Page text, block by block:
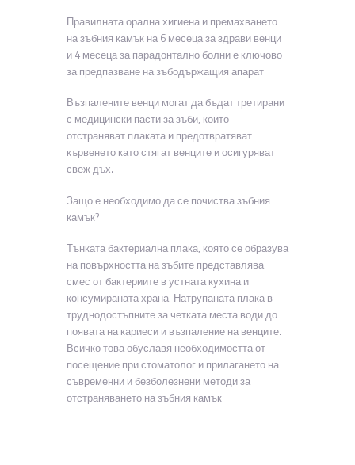
Правилната орална хигиена и премахването
на зъбния камък на 6 месеца за здрави венци
и 4 месеца за парадонтално болни е ключово
за предпазване на зъбодържащия апарат.
Възпалените венци могат да бъдат третирани
с медицински пасти за зъби, които
отстраняват плаката и предотвратяват
кървенето като стягат венците и осигуряват
свеж дъх.
Защо е необходимо да се почиства зъбния
камък?
Тънката бактериална плака, която се образува
на повърхността на зъбите представлява
смес от бактериите в устната кухина и
консумираната храна. Натрупаната плака в
труднодостъпните за четката места води до
появата на кариеси и възпаление на венците.
Всичко това обуславя необходимостта от
посещение при стоматолог и прилагането на
съвременни и безболезнени методи за
отстраняването на зъбния камък.